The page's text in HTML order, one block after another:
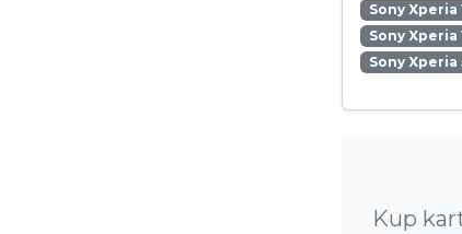
Sony Xperia
Sony Xperia
Sony Xperia
Kup